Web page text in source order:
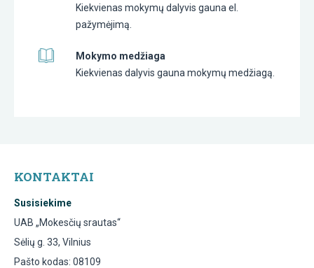
Kiekvienas mokymų dalyvis gauna el.
pažymėjimą.
Mokymo medžiaga
Kiekvienas dalyvis gauna mokymų medžiagą.
KONTAKTAI
Susisiekime
UAB „Mokesčių srautas“
Sėlių g. 33, Vilnius
Pašto kodas: 08109